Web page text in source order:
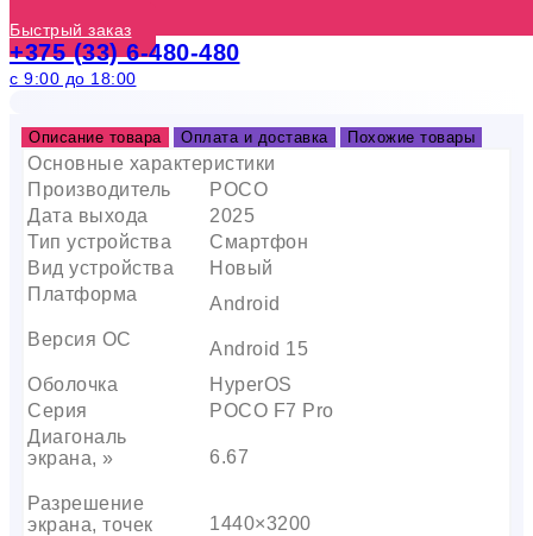
Быстрый заказ
+375 (33) 6-480-480
с 9:00 до 18:00
Описание товара Оплата и доставка Похожие товары
Основные характеристики
Производитель
POCO
Дата выхода
2025
Тип устройства
Смартфон
Вид устройства
Новый
Платформа
Android
Версия ОС
Android 15
Оболочка
HyperOS
Серия
POCO F7 Pro
Диагональ
экрана, »
6.67
Разрешение
экрана, точек
1440×3200